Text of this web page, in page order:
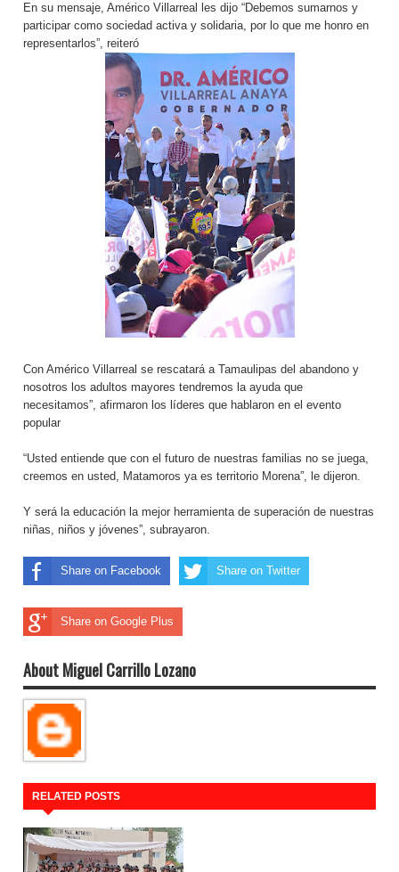
En su mensaje, Américo Villarreal les dijo “Debemos sumarnos y
participar como sociedad activa y solidaria, por lo que me honro en
representarlos”, reiteró
Con Américo Villarreal se rescatará a Tamaulipas del abandono y
nosotros los adultos mayores tendremos la ayuda que
necesitamos”, afirmaron los líderes que hablaron en el evento
popular
“Usted entiende que con el futuro de nuestras familias no se juega,
creemos en usted, Matamoros ya es territorio Morena”, le dijeron.
Y será la educación la mejor herramienta de superación de nuestras
niñas, niños y jóvenes”, subrayaron.
Share on Facebook Share on Twitter
Share on Google Plus
About Miguel Carrillo Lozano
RELATED POSTS